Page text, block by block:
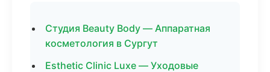
Студия Beauty Body — Аппаратная
косметология в Сургут
Esthetic Clinic Luxe — Уходовые